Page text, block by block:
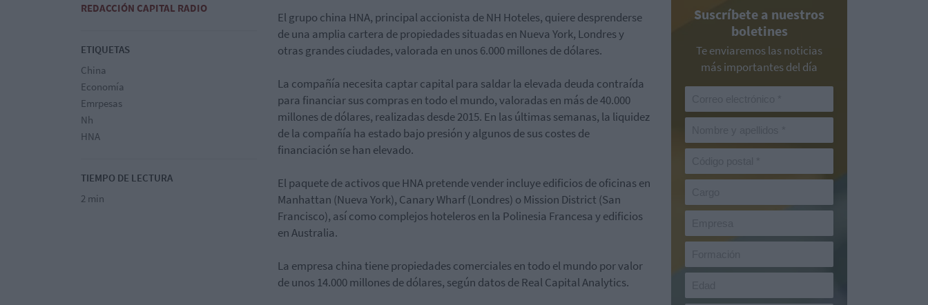
REDACCIÓN CAPITAL RADIO
ETIQUETAS
China
Economía
Emrpesas
Nh
HNA
TIEMPO DE LECTURA
2 min
El grupo china HNA, principal accionista de NH Hoteles, quiere desprenderse
de una amplia cartera de propiedades situadas en Nueva York, Londres y
otras grandes ciudades, valorada en unos 6.000 millones de dólares.
La compañía necesita captar capital para saldar la elevada deuda contraída
para financiar sus compras en todo el mundo, valoradas en más de 40.000
millones de dólares, realizadas desde 2015. En las últimas semanas, la liquidez
de la compañía ha estado bajo presión y algunos de sus costes de
financiación se han elevado.
El paquete de activos que HNA pretende vender incluye edificios de oficinas en
Manhattan (Nueva York), Canary Wharf (Londres) o Mission District (San
Francisco), así como complejos hoteleros en la Polinesia Francesa y edificios
en Australia.
La empresa china tiene propiedades comerciales en todo el mundo por valor
de unos 14.000 millones de dólares, según datos de Real Capital Analytics.
Suscríbete a nuestros
boletines
Te enviaremos las noticias
más importantes del día